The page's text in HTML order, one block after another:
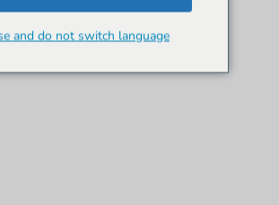
and do not switch language